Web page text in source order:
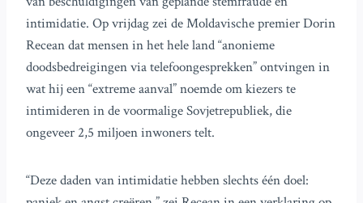
intimidatie. Op vrijdag zei de Moldavische premier Dorin
Recean dat mensen in het hele land “anonieme
doodsbedreigingen via telefoongesprekken” ontvingen in
wat hij een “extreme aanval” noemde om kiezers te
intimideren in de voormalige Sovjetrepubliek, die
ongeveer 2,5 miljoen inwoners telt.
“Deze daden van intimidatie hebben slechts één doel: